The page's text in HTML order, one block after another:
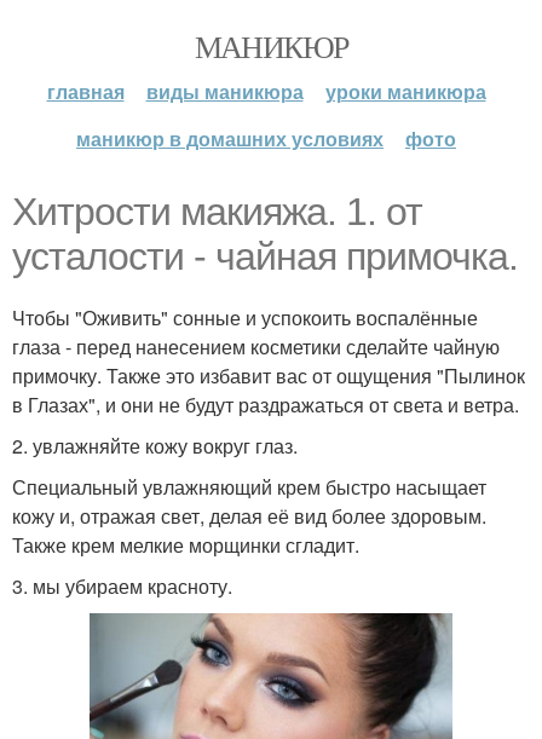
МАНИКЮР
главная виды маникюра
уроки маникюра
маникюр в домашних условиях
фото
Хитрости макияжа. 1. от
усталости - чайная примочка.
Чтобы "Оживить" сонные и успокоить воспалённые
глаза - перед нанесением косметики сделайте чайную
примочку. Также это избавит вас от ощущения "Пылинок
в Глазах", и они не будут раздражаться от света и ветра.
2. увлажняйте кожу вокруг глаз.
Специальный увлажняющий крем быстро насыщает
кожу и, отражая свет, делая её вид более здоровым.
Также крем мелкие морщинки сгладит.
3. мы убираем красноту.